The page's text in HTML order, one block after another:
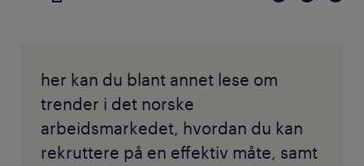
her kan du blant annet lese om
trender i det norske
arbeidsmarkedet, hvordan du kan
rekruttere på en effektiv måte, samt